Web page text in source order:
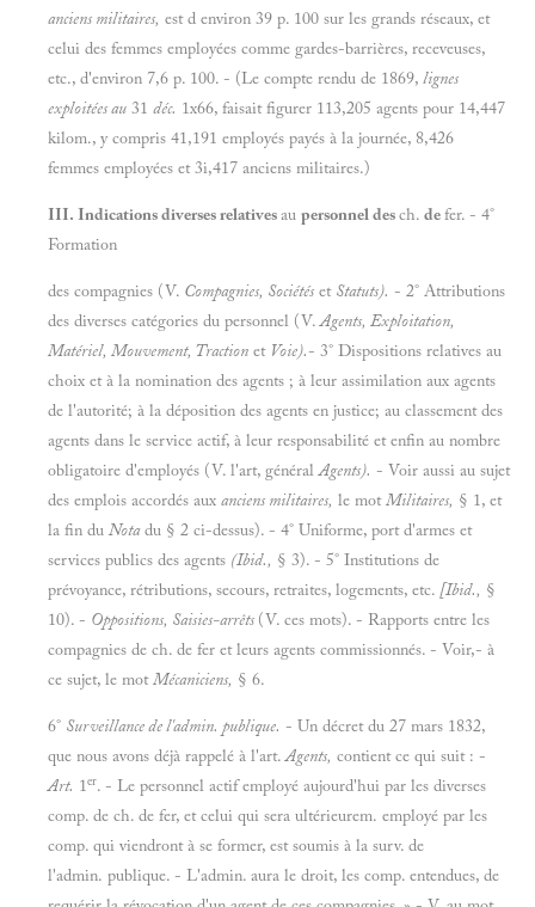
anciens militaires, est d environ 39 p. 100 sur les grands réseaux, et
celui des femmes employées comme gardes-barrières, receveuses,
etc., d'environ 7,6 p. 100. - (Le compte rendu de 1869, lignes
exploitées au 31 déc. 1x66, faisait figurer 113,205 agents pour 14,447
kilom., y compris 41,191 employés payés à la journée, 8,426
femmes employées et 3i,417 anciens militaires.)
III. Indications diverses relativesau personnel desch. defer. - 4°
Formation
des compagnies (V. Compagnies, Sociétés et Statuts). - 2° Attributions
des diverses catégories du personnel (V.Agents, Exploitation,
Matériel, Mouvement, Traction et Voie).- 3° Dispositions relatives au
choix et à la nomination des agents ; à leur assimilation aux agents
de l'autorité; à la déposition des agents en justice; au classement des
agents dans le service actif, à leur responsabilité et enfin au nombre
obligatoire d'employés (V. l'art, généralAgents). - Voir aussi au sujet
des emplois accordés aux anciens militaires, le motMilitaires, § 1, et
la fin du Notadu § 2 ci-dessus). - 4° Uniforme, port d'armes et
services publics des agents (Ibid., § 3). - 5° Institutions de
prévoyance, rétributions, secours, retraites, logements, etc. [Ibid., §
10). - Oppositions, Saisies-arrêts (V. ces mots). - Rapports entre les
compagnies de ch. de fer et leurs agents commissionnés. - Voir,- à
ce sujet, le motMécaniciens, § 6.
6° Surveillance de l'admin. publique. - Un décret du 27 mars 1832,
que nous avons déjà rappelé à l'art.Agents, contient ce qui suit : -
Art. 1er. - Le personnel actif employé aujourd'hui par les diverses
comp. de ch. de fer, et celui qui sera ultérieurem. employé par les
comp. qui viendront à se former, est soumis à la surv. de
l'admin. publique. - L'admin. aura le droit, les comp. entendues, de